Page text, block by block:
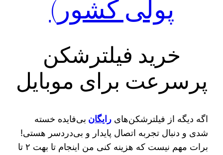
پولی کشور)
خرید فیلترشکن
پرسرعت برای موبایل
اگه دیگه از فیلترشکن‌هایرایگان بی‌فایده خسته
شدی و دنبال تجربه اتصال پایدار و بی‌دردسر هستی!
برات مهم نیست که هزینه کنی من اینجام تا بهت ۲ تا